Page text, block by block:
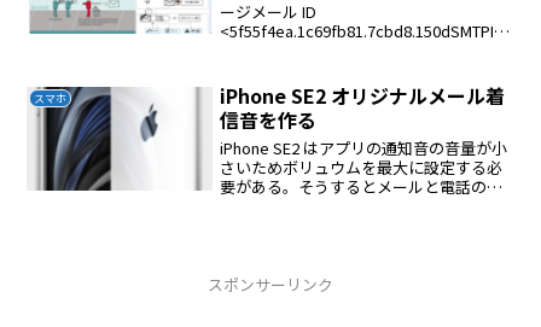
ージメール ID
<5f55f4ea.1c69fb81.7cbd8.150dSMTPIN_
スマホ
iPhone SE2 オリジナルメール着
信音を作る
iPhone SE2 はアプリの通知音の音量が小
さいためボリュウムを最大に設定する必
要がある。そうするとメールと電話の着
スポンサーリンク